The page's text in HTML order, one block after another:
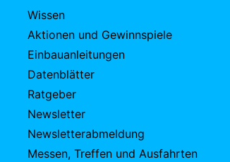
Wissen
Aktionen und Gewinnspiele
Einbauanleitungen
Datenblätter
Ratgeber
Newsletter
Newsletterabmeldung
Messen, Treffen und Ausfahrten